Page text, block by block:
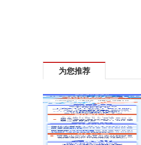
为您推荐